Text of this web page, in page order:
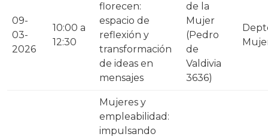
09-
03-
2026
10:00 a
12:30
florecen:
espacio de
reflexión y
transformación
de ideas en
mensajes
de la
Mujer
(Pedro
de
Valdivia
3636)
Mujeres y
empleabilidad:
impulsando